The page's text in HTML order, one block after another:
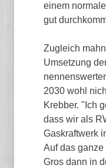
einem
gut
Zugleich
Umsetzung
2030 wohl
Krebber. "Ich
dass wir als
Gaskraftwerk
Auf das
Gros dann in